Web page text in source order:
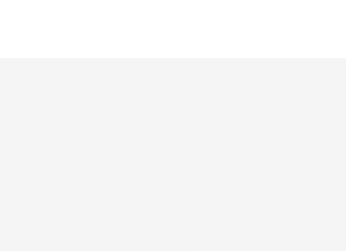
y/o local sobre: